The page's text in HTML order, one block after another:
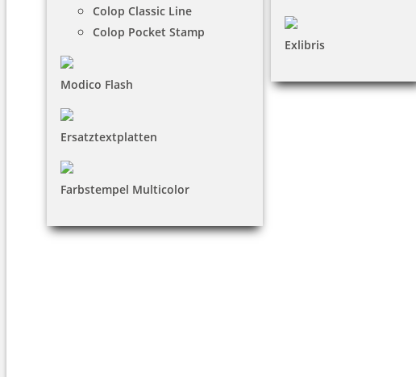
Colop Classic Line
Colop Pocket Stamp
Modico Flash
Ersatztextplatten
Farbstempel Multicolor
Exlibris